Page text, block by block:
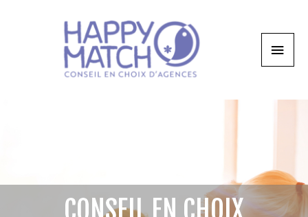
CONSEIL EN CHOIX